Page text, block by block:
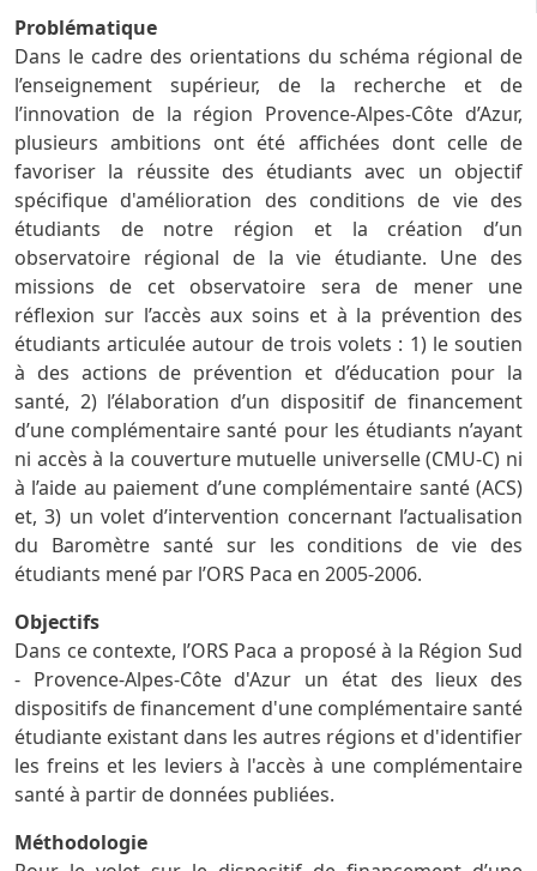
Problématique
Dans le cadre des orientations du schéma régional de
l’enseignement supérieur, de la recherche et de
l’innovation de la région Provence-Alpes-Côte d’Azur,
plusieurs ambitions ont été affichées dont celle de
favoriser la réussite des étudiants avec un objectif
spécifique d'amélioration des conditions de vie des
étudiants de notre région et la création d’un
observatoire régional de la vie étudiante. Une des
missions de cet observatoire sera de mener une
réflexion sur l’accès aux soins et à la prévention des
étudiants articulée autour de trois volets : 1) le soutien
à des actions de prévention et d’éducation pour la
santé, 2) l’élaboration d’un dispositif de financement
d’une complémentaire santé pour les étudiants n’ayant
ni accès à la couverture mutuelle universelle (CMU-C) ni
à l’aide au paiement d’une complémentaire santé (ACS)
et, 3) un volet d’intervention concernant l’actualisation
du Baromètre santé sur les conditions de vie des
étudiants mené par l’ORS Paca en 2005-2006.
Objectifs
Dans ce contexte, l’ORS Paca a proposé à la Région Sud
- Provence-Alpes-Côte d'Azur un état des lieux des
dispositifs de financement d'une complémentaire santé
étudiante existant dans les autres régions et d'identifier
les freins et les leviers à l'accès à une complémentaire
santé à partir de données publiées.
Méthodologie